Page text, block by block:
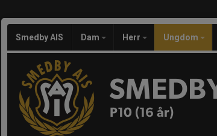
Smedby AIS Dam Herr Ungdom
P10 (16 år)